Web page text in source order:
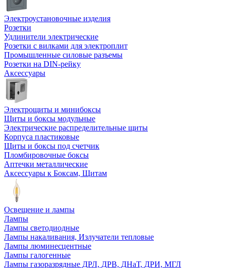
Электроустановочные изделия
Розетки
Удлинители электрические
Розетки с вилками для электроплит
Промышленные силовые разъемы
Розетки на DIN-рейку
Аксессуары
Электрощиты и минибоксы
Щиты и боксы модульные
Электрические распределительные щиты
Корпуса пластиковые
Щиты и боксы под счетчик
Пломбировочные боксы
Аптечки металлические
Аксессуары к Боксам, Щитам
Освещение и лампы
Лампы
Лампы светодиодные
Лампы накаливания, Излучатели тепловые
Лампы люминесцентные
Лампы галогенные
Лампы газоразрядные ДРЛ, ДРВ, ДНаТ, ДРИ, МГЛ